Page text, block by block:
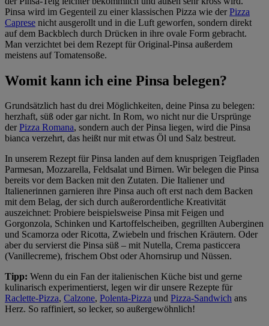
Pinsa wird im Gegenteil zu einer klassischen Pizza wie derPizza
Caprese nicht ausgerollt und in die Luft geworfen, sondern direkt
auf dem Backblech durch Drücken in ihre ovale Form gebracht.
Man verzichtet bei dem Rezept für Original-Pinsa außerdem
meistens auf Tomatensoße.
Womit kann ich eine Pinsa belegen?
Grundsätzlich hast du drei Möglichkeiten, deine Pinsa zu belegen:
herzhaft, süß oder gar nicht. In Rom, wo nicht nur die Ursprünge
derPizza Romana, sondern auch der Pinsa liegen, wird die Pinsa
bianca verzehrt, das heißt nur mit etwas Öl und Salz bestreut.
In unserem Rezept für Pinsa landen auf dem knusprigen Teigfladen
Parmesan, Mozzarella, Feldsalat und Birnen. Wir belegen die Pinsa
bereits vor dem Backen mit den Zutaten. Die Italiener und
Italienerinnen garnieren ihre Pinsa auch oft erst nach dem Backen
mit dem Belag, der sich durch außerordentliche Kreativität
auszeichnet: Probiere beispielsweise Pinsa mit Feigen und
Gorgonzola, Schinken und Kartoffelscheiben, gegrillten Auberginen
und Scamorza oder Ricotta, Zwiebeln und frischen Kräutern. Oder
aber du servierst die Pinsa süß – mit Nutella, Crema pasticcera
(Vanillecreme), frischem Obst oder Ahornsirup und Nüssen.
Tipp: Wenn du ein Fan der italienischen Küche bist und gerne
kulinarisch experimentierst, legen wir dir unsere Rezepte für
Raclette-Pizza, Calzone, Polenta-Pizza und Pizza-Sandwich ans
Herz. So raffiniert, so lecker, so außergewöhnlich!